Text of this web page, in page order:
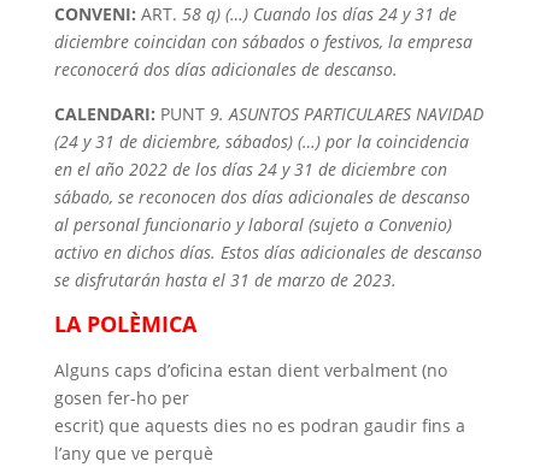
CONVENI: ART. 58 q) (…) Cuando los días24 y31 de
diciembre coincidan con sábadoso festivos, la empresa
reconocerádos días adicionalesde descanso.
CALENDARI: PUNT 9. ASUNTOS PARTICULARES NAVIDAD
(24 y31 de diciembre, sábados) (…) por la coincidencia
en el año2022 de los días24 y31 de diciembre con
sábado, se reconocendos días adicionalesde descanso
al personal funcionario ylaboral (sujetoa Convenio)
activo en dichos días. Estos días adicionalesde descanso
se disfrutarán hastael 31 de marzode 2023.
LA POLÈMICA
Alguns caps d’oficina estan dient verbalment (no
gosen fer-ho per
escrit) que aquests dies no es podran gaudir fins a
l’any que ve perquè